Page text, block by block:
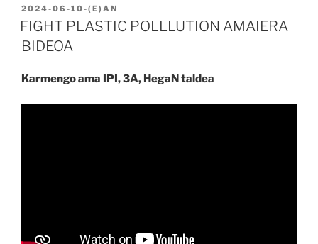
2024-06-10-(E)AN
FIGHT PLASTIC POLLLUTION AMAIERA
BIDEOA
Karmengo ama IPI, 3A, HegaN taldea